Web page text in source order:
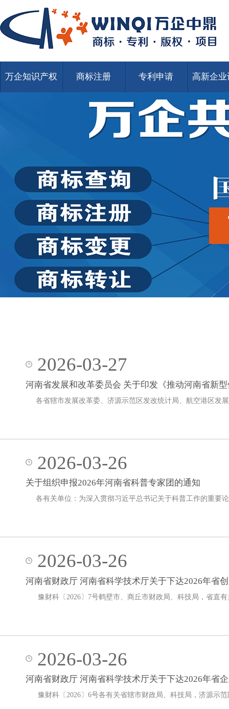
万企知识产权 商标注册 专利申请 高新企业
2026-03-27
河南省发展和改革委员会 关于印发《推动河南省新
各省辖市发展改革委、济源示范区发改统计局、航空港区发
2026-03-26
关于组织申报2026年河南省科普专家团的通知
各有关单位：为深入贯彻习近平总书记关于科普工作的重要
2026-03-26
河南省财政厅 河南省科学技术厅关于下达2026年省
豫财科〔2026〕7号鹤壁市、商丘市财政局、科技局，省
2026-03-26
河南省财政厅 河南省科学技术厅关于下达2026年省
豫财科〔2026〕6号各有关省辖市财政局、科技局，济源